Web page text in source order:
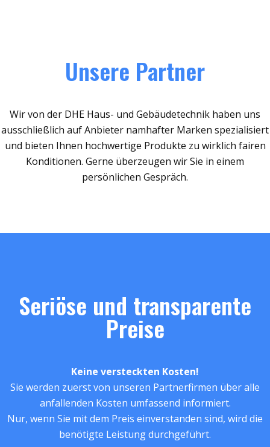
Unsere Partner
Wir von der DHE Haus- und Gebäudetechnik haben uns
ausschließlich auf Anbieter namhafter Marken spezialisiert
und bieten Ihnen hochwertige Produkte zu wirklich fairen
Konditionen. Gerne überzeugen wir Sie in einem
persönlichen Gespräch.
Seriöse und transparente
Preise
Keine versteckten Kosten!
Sie werden zuerst von unseren Partnerfirmen über alle
anfallenden Kosten umfassend informiert.
Nur, wenn Sie mit dem Preis einverstanden sind, wird die
benötigte Leistung durchgeführt.